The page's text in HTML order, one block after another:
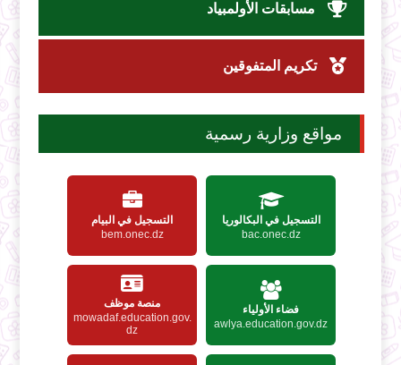
مسابقات الأولمبياد
تكريم المتفوقين
مواقع وزارية رسمية
التسجيل في البكالوريا
bac.onec.dz
التسجيل في البيام
bem.onec.dz
فضاء الأولياء
awlya.education.gov.dz
منصة موظف
mowadaf.education.gov.
dz